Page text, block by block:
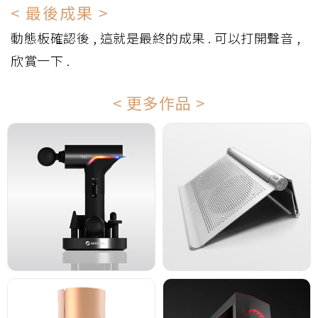
< 最後成果 >
動態板確認後 , 這就是最終的成果 . 可以打開聲音 ,
欣賞一下 .
< 更多作品 >